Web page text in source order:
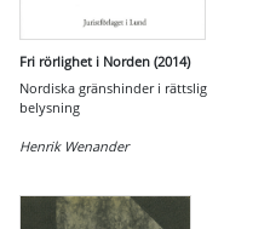
Fri rörlighet i Norden (2014)
Nordiska gränshinder i rättslig
belysning
Henrik Wenander